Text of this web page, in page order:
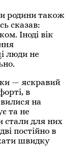
родини також
сказав:
Іноді вік
люди не
— яскравий
в
на
та не
стали для них
постійно в
швидку